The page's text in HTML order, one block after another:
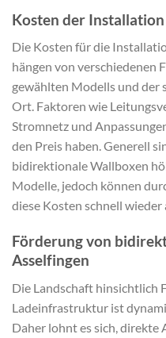
Kosten der
Die Kosten für die
hängen von verschiedenen
gewählten Modells und der
Ort. Faktoren wie
Stromnetz und
den Preis haben. Generell
bidirektionale Wallboxen
Modelle, jedoch können
diese Kosten schnell wieder
Förderung von
Asselfingen
Die Landschaft hinsichtlich
Ladeinfrastruktur ist
Daher lohnt es sich, direkte